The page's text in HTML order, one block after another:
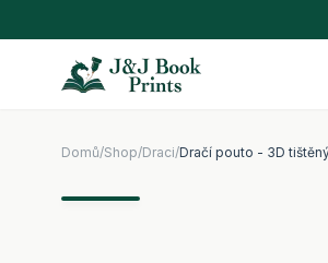
Domů/Shop/Draci/Dračí pouto - 3D